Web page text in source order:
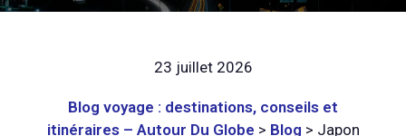
23 juillet 2026
Blog voyage : destinations, conseils et
itinéraires – Autour Du Globe > Blog > Japon